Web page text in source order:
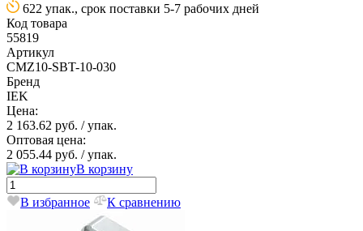
622 упак., срок поставки 5-7 рабочих дней
Код товара
55819
Артикул
CMZ10-SBT-10-030
Бренд
IEK
Цена:
2 163.62 руб. / упак.
Оптовая цена:
2 055.44 руб. / упак.
В корзину
В избранное К сравнению